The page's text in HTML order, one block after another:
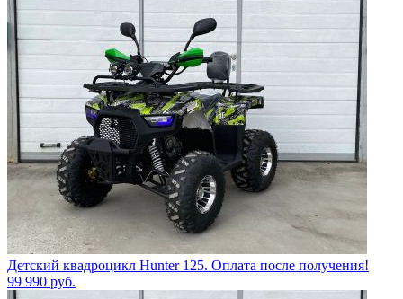
Детский квадроцикл Hunter 125. Оплата после получения!
99 990 руб.